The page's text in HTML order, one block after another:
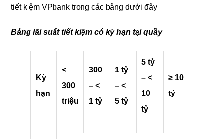
tiết kiệm VPbank trong các bảng dưới đây
Bảng lãi suất tiết kiệm có kỳ hạn tại quầy
Kỳ
hạn
<
300
triệu
300
– <
1 tỷ
1 tỷ
– <
5 tỷ
5 tỷ
– <
10
tỷ
≥ 10
tỷ